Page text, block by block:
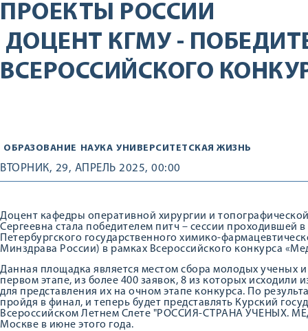
ПРОЕКТЫ РОССИИ
ДОЦЕНТ КГМУ -
ВСЕРОССИЙСКОГО
ОБРАЗОВАНИЕ НАУКА УНИВЕРСИТЕТСКАЯ ЖИЗНЬ
ВТОРНИК, 29, АПРЕЛЬ 2025, 00:00
Доцент кафедры оперативной хирургии и
Сергеевна стала победителем питч – сессии проходившей в
Петербургского государственного химико-
Минздрава России) в рамках Всероссийского конкурса
Данная площадка является местом сбора молодых ученых
первом этапе, из более 400 заявок, 8 из которых
для представления их на очном этапе конкурса. По
пройдя в финал, и теперь будет представлять Курский
Всероссийском Летнем Слете "РОССИЯ-СТРАНА УЧЕНЫХ.
Москве в июне этого года.